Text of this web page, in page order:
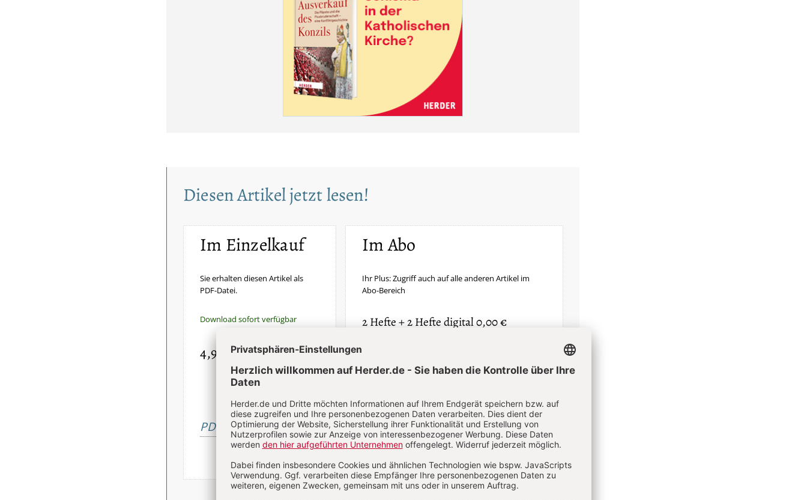
Diesen Artikel jetzt lesen!
Im Einzelkauf
Sie erhalten diesen Artikel als
PDF-Datei.
Download sofort verfügbar
4,90 €inkl. MwSt
PDF bestellen
Im Abo
Ihr Plus: Zugriff auch auf alle anderen Artikel im
Abo-Bereich
2 Hefte + 2 Hefte digital 0,00 €
inkl. MwSt., zzgl. 7,20 € Versand (D)
Abo testen